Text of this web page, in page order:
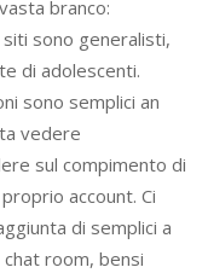
branco:
sono generalisti,
di adolescenti.
sono semplici an
vedere
sul compimento di
account. Ci
di semplici a
room, bensi